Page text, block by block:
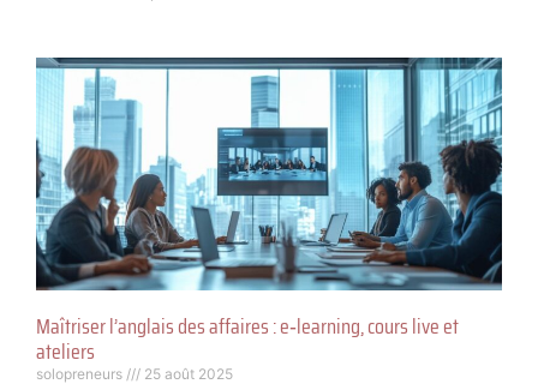
Maîtriser l’anglais des affaires : e‑learning, cours live et
ateliers
solopreneurs 25 août 2025